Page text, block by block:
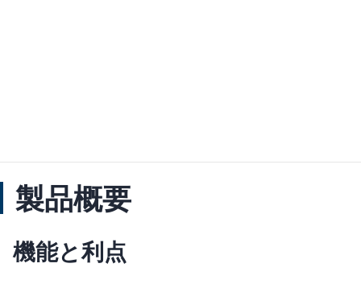
製品概要
機能と利点